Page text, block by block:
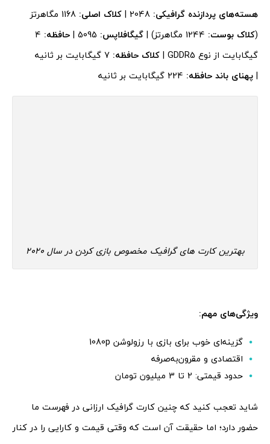
هسته‌های پردازنده گرافیکی: کلاک اصلی:
1168 مگاهرتز
(کلاک بوست: گیگافلاپس: حافظه: 4
گیگابایت از نوع GDDR5 |
کلاک حافظه:
7 گیگابایت بر ثانیه
| پهنای باند حافظه:
بهترین کارت های گرافیک مخصوص بازی کردن در سال 2020
ویژگی‌های مهم:
گزینه‌ای خوب برای بازی با رزولوشن 1080p
اقتصادی و مقرون‌به‌صرفه
حدود قیمتی: 2 تا 3 میلیون تومان
شاید تعجب کنید که چنین کارت گرافیک ارزانی در فهرست ما
حضور دارد؛ اما حقیقت آن است که وقتی قیمت و کارایی را در کنار